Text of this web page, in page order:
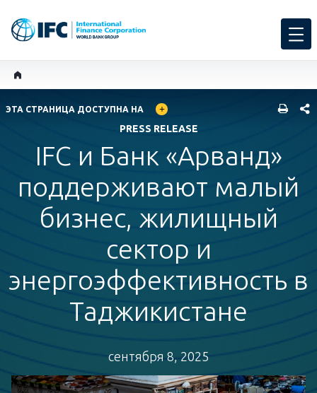
GLOBAL LANGUAGE TOGGLER
ЭТА СТРАНИЦА ДОСТУПНА НА
PRESS RELEASE
IFC и Банк «Арванд»
поддерживают малый
бизнес, жилищный
сектор и
энергоэффективность в
Таджикистане
сентября 8, 2025